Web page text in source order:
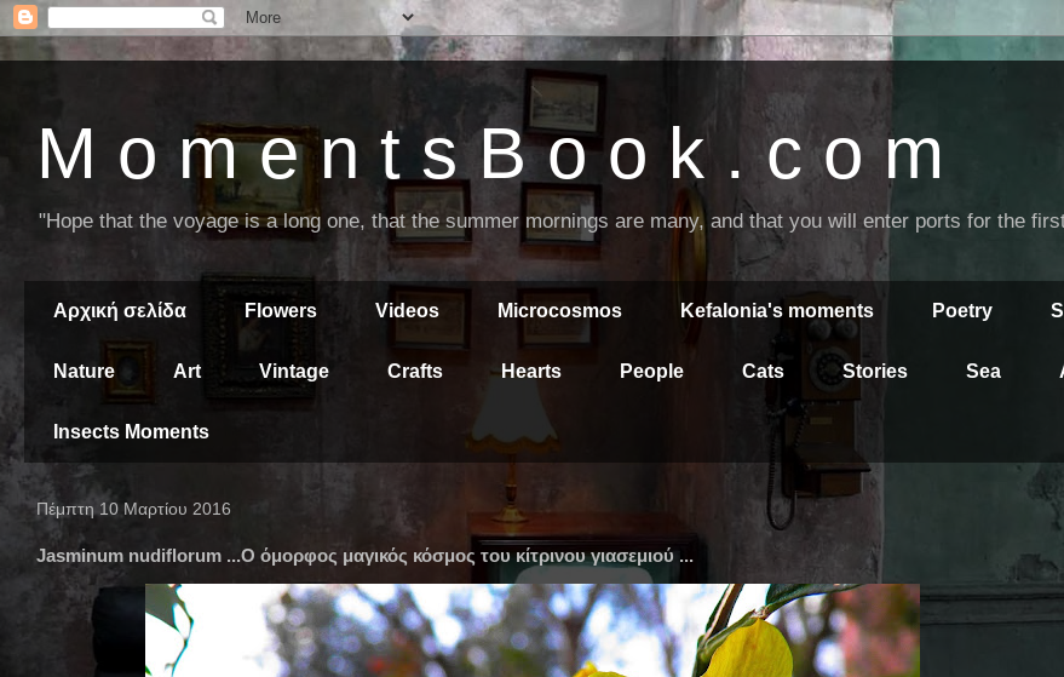
M o m e n t s B o o k . c o m
"Hope that the voyage is a long one, that the summer mornings are many, and that you will enter ports for the
Αρχική σελίδα Flowers Videos Microcosmos Kefalonia's moments Poetry
Nature Art Vintage Crafts Hearts People Cats Stories Sea
Insects Moments
Πέμπτη 10 Μαρτίου 2016
Jasminum nudiflorum ...Ο όμορφος μαγικός κόσμος του κίτρινου γιασεμιού ...